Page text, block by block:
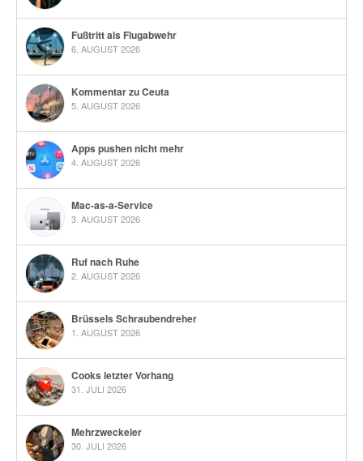
Fußtritt als Flugabwehr
6. AUGUST 2026
Kommentar zu Ceuta
5. AUGUST 2026
Apps pushen nicht mehr
4. AUGUST 2026
Mac-as-a-Service
3. AUGUST 2026
Ruf nach Ruhe
2. AUGUST 2026
Brüssels Schraubendreher
1. AUGUST 2026
Cooks letzter Vorhang
31. JULI 2026
Mehrzweckeier
30. JULI 2026